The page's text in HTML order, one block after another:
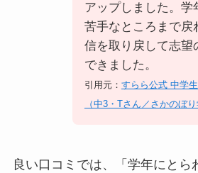
アップしました。学
苦手なところまで戻
信を取り戻して志望
できました。
引用元： すらら公式 中学
（中3・Tさん／さかのぼり
良い口コミでは、「学年にとら